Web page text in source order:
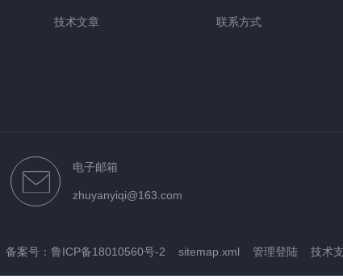
技术文章 联系方式
电子邮箱
zhuyanyiqi@163.com
备案号：鲁ICP备18010560号-2 sitemap.xml 管理登陆 技术支